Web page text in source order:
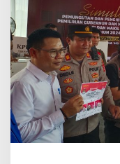
r
S
i
m
u
l
a
s
i
P